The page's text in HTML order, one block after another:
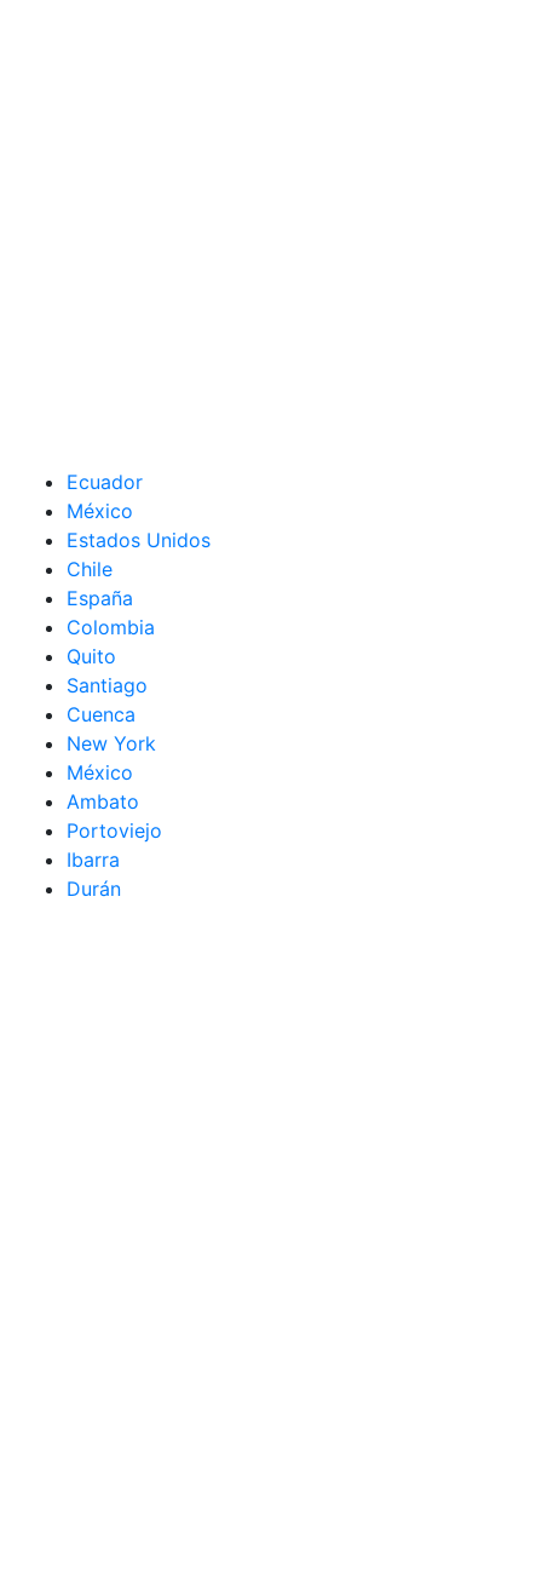
Ecuador
México
Estados Unidos
Chile
España
Colombia
Quito
Santiago
Cuenca
New York
México
Ambato
Portoviejo
Ibarra
Durán